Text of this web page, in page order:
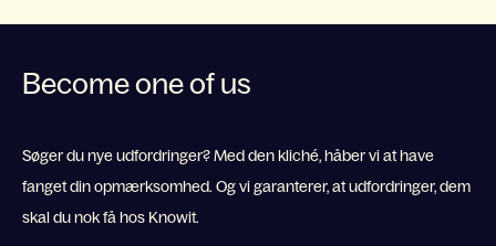
Become one of us
Søger du nye udfordringer? Med den kliché, håber vi at have
fanget din opmærksomhed. Og vi garanterer, at udfordringer, dem
skal du nok få hos Knowit.